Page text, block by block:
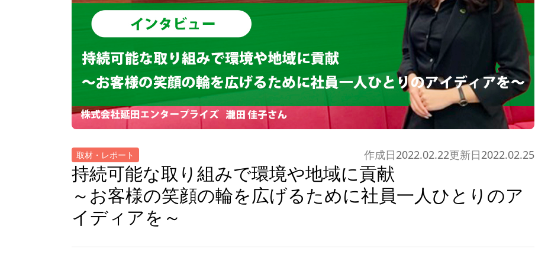
取材・レポート 作成日2022.02.22更新日2022.02.25
持続可能な取り組みで環境や地域に貢献
～お客様の笑顔の輪を広げるために社員一人ひとりのア
イディアを～